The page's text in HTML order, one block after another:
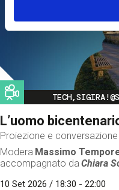
Image
L’uomo
Proiezione e conversazione
Modera Massimo
accompagnato da Chiara
10 Set 2026 / 18:30 - 22:00